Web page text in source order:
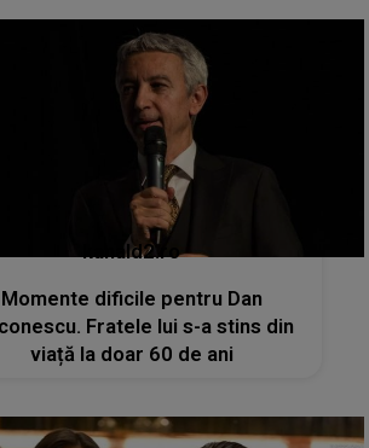
kanald2.ro
Momente dificile pentru Dan
Fratele lui s-a stins din
viață la doar 60 de ani